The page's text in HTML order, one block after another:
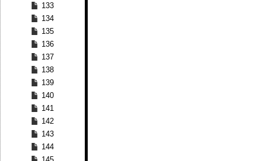
133
134
135
136
137
138
139
140
141
142
143
144